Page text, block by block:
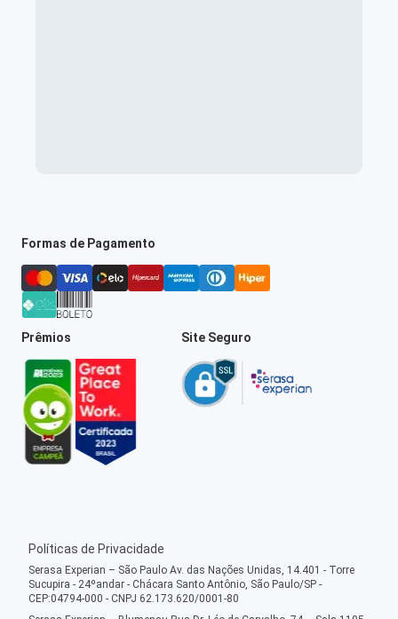
Formas de Pagamento
Prêmios Site Seguro
Políticas de Privacidade
Serasa Experian – São Paulo Av. das Nações Unidas, 14.401 - Torre
Sucupira - 24ºandar - Chácara Santo Antônio, São Paulo/SP -
CEP:04794-000 - CNPJ 62.173.620/0001-80